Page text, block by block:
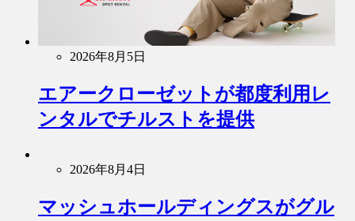
2026年8月5日
エアークローゼットが都度利用レ
ンタルでチルストを提供
2026年8月4日
マッシュホールディングスがグル